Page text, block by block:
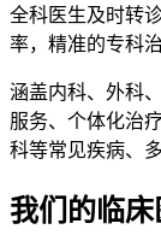
全科医生及时转
率，精准的专科治
涵盖内科、外科
服务、个体化治
科等常见疾病、
我们的临床